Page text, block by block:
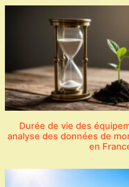
Durée de vie des
analyse des données de
en